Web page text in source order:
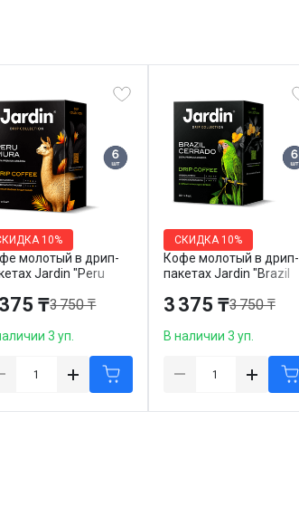
молотый в дрип-
Jardin "Peru
10%
₸3 750 ₸
3 уп.
Кофе молотый в дрип-
пакетах Jardin "Brazil
СКИДКА 10%
3 375 ₸3 750 ₸
В наличии 3 уп.